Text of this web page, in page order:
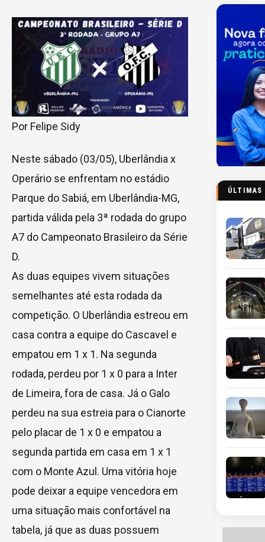
Por Felipe Sidy
Neste sábado (03/05), Uberlândia x
Operário se enfrentam no estádio
Parque do Sabiá, em Uberlândia-MG,
partida válida pela 3ª rodada do grupo
A7 do Campeonato Brasileiro da Série
D.
As duas equipes vivem situações
semelhantes até esta rodada da
competição. O Uberlândia estreou em
casa contra a equipe do Cascavel e
empatou em 1 x 1. Na segunda
rodada, perdeu por 1 x 0 para a Inter
de Limeira, fora de casa. Já o Galo
perdeu na sua estreia para o Cianorte
pelo placar de 1 x 0 e empatou a
segunda partida em casa em 1 x 1
com o Monte Azul. Uma vitória hoje
pode deixar a equipe vencedora em
uma situação mais confortável na
tabela, já que as duas possuem